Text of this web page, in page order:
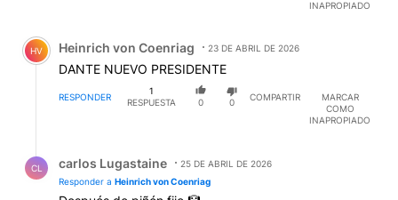
INAPROPIADO
Comentario de Heinrich von Coenriag.
HV Heinrich von Coenriag 23 DE ABRIL DE 2026
DANTE NUEVO PRESIDENTE
RESPONDER
1
RESPUESTA
0 0
COMPARTIR
MARCAR
COMO
INAPROPIADO
CL carlos Lugastaine
25 DE ABRIL DE 2026
Responder a Heinrich von Coenriag